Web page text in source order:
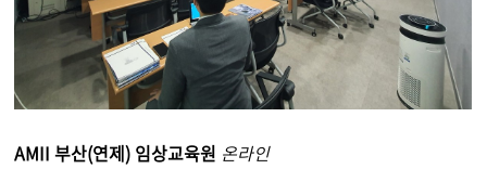
AMII 부산(연제) 임상교육원 온라인